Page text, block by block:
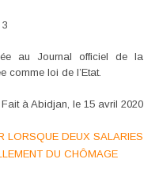
au Journal officiel de la
comme loi de l’Etat.
Fait à Abidjan, le 15 avril 2020
LORSQUE DEUX SALARIES
DU CHÔMAGE